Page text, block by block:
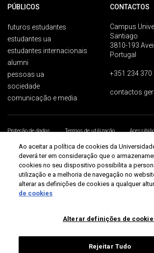
PÚBLICOS
futuros estudantes
estudantes ua
estudantes internacionais
alumni
pessoas ua
sociedade
comunicação e media
CONTACTOS
Campus
Santiago
3810-193
Portugal
+351 234 370
contactos
Proteção de dados Termos de utilização
Universidade de Aveiro 2026
Ao aceitar a política de cookies da
deverá ter em consideração que o
cookies no seu dispositivo possibilita a
utilização e a melhoria de navegação no
alterar as definições de cookies a qualquer
de cookies
Alterar definições de
Rejeitar Tudo